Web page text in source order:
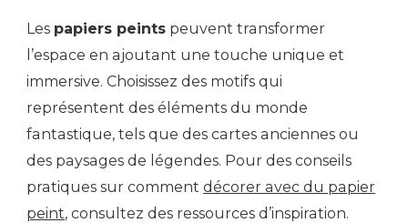
Les papiers peints peuvent transformer
l’espace en ajoutant une touche unique et
immersive. Choisissez des motifs qui
représentent des éléments du monde
fantastique, tels que des cartes anciennes ou
des paysages de légendes. Pour des conseils
pratiques sur comment décorer avec du papier
peint, consultez des ressources d’inspiration.